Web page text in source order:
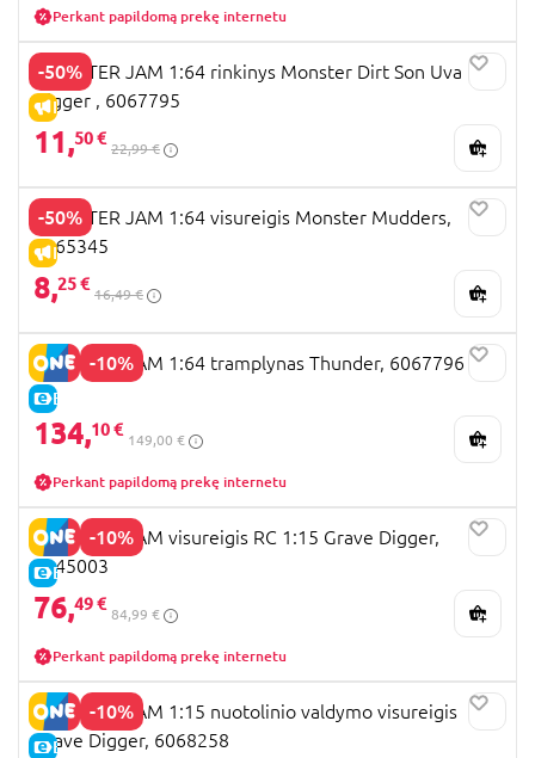
Perkant papildomą prekę internetu
-50%
IŠPARDAVIMAS
MONSTER JAM 1:64 rinkinys Monster Dirt Son Uva
Digger , 6067795
11,50 €
22,99 €
-50%
IŠPARDAVIMAS
MONSTER JAM 1:64 visureigis Monster Mudders,
6065345
8,25 €
16,49 €
-10%
E-KAINA
MONSTER JAM 1:64 tramplynas Thunder, 6067796
134,10 €
149,00 €
Perkant papildomą prekę internetu
-10%
E-KAINA
MONSTER JAM visureigis RC 1:15 Grave Digger,
6045003
76,49 €
84,99 €
Perkant papildomą prekę internetu
-10%
E-KAINA
MONSTER JAM 1:15 nuotolinio valdymo visureigis
Grave Digger, 6068258